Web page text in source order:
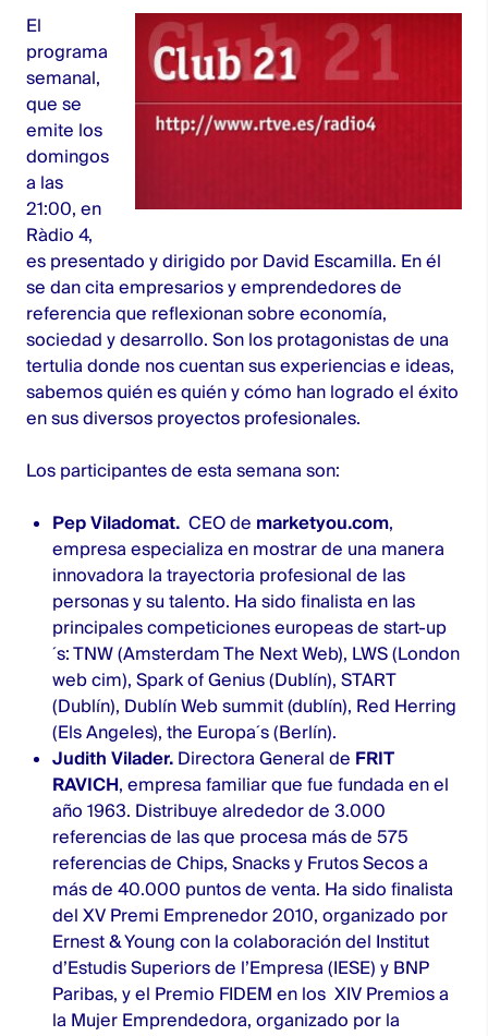
El
programa
semanal,
que se
emite los
domingos
a las
21:00, en
Ràdio 4,
es presentado y dirigido por David Escamilla. En él
se dan cita empresarios y emprendedores de
referencia que reflexionan sobre economía,
sociedad y desarrollo. Son los protagonistas de una
tertulia donde nos cuentan sus experiencias e ideas,
sabemos quién es quién y cómo han logrado el éxito
en sus diversos proyectos profesionales.
Los participantes de esta semana son:
Pep Viladomat. CEO de marketyou.com,
empresa especializa en mostrar de una manera
innovadora la trayectoria profesional de las
personas y su talento. Ha sido finalista en las
principales competiciones europeas de start-up
´s: TNW (Amsterdam The Next Web), LWS (London
web cim), Spark of Genius (Dublín), START
(Dublín), Dublín Web summit (dublín), Red Herring
(Els Angeles), the Europa´s (Berlín).
Judith Vilader. Directora General de FRIT
RAVICH, empresa familiar que fue fundada en el
año 1963. Distribuye alrededor de 3.000
referencias de las que procesa más de 575
referencias de Chips, Snacks y Frutos Secos a
más de 40.000 puntos de venta. Ha sido finalista
del XV Premi Emprenedor 2010, organizado por
Ernest & Young con la colaboración del Institut
d’Estudis Superiors de l’Empresa (IESE) y BNP
Paribas, y el Premio FIDEM en los XIV Premios a
la Mujer Emprendedora, organizado por la